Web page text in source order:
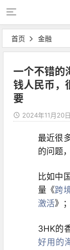
首页 金融
一个不错的
钱人民币，
要
2024年11月20日
最近很
的问题
比如中
量《跨
激活》；
3HK的
好用的